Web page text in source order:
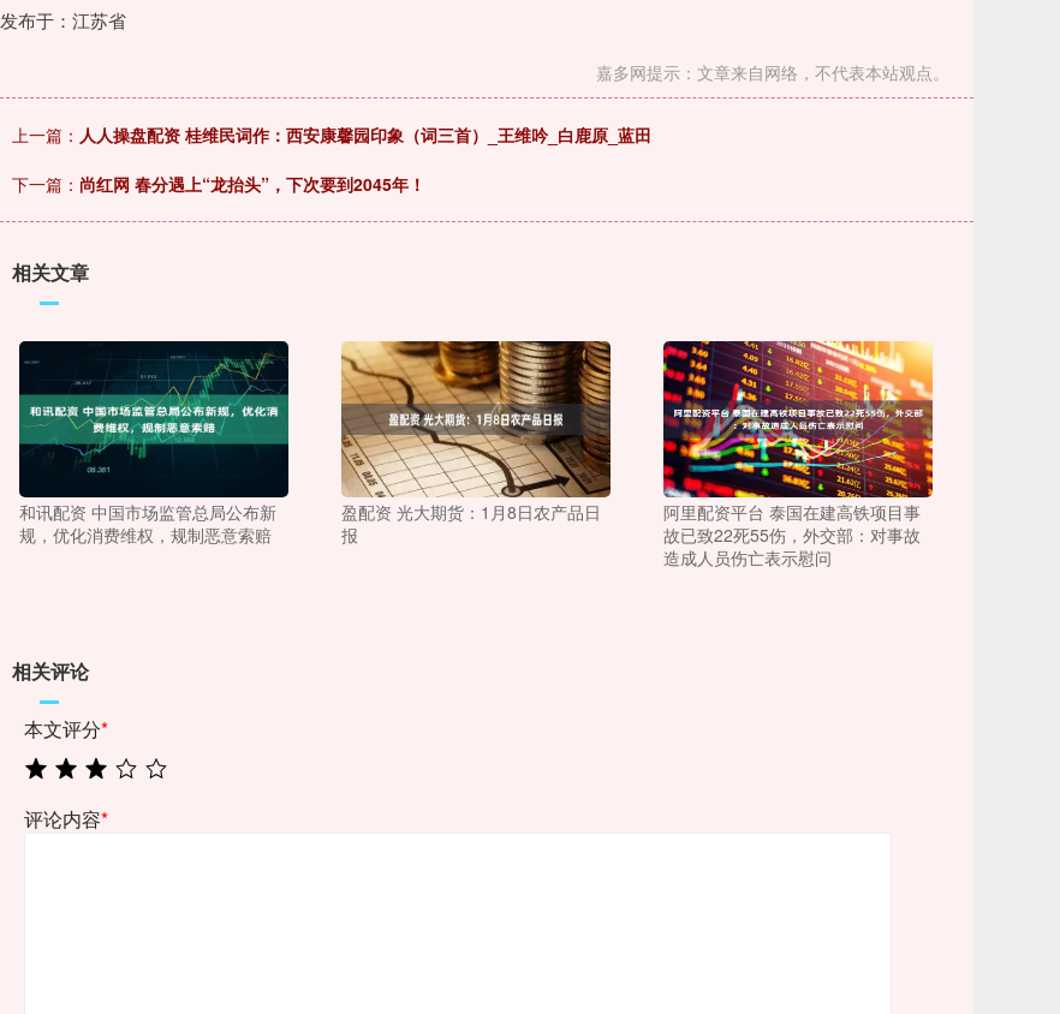
发布于：江苏省
嘉多网提示：文章来自网络，不代表本站观点。
上一篇： 人人操盘配资 桂维民词作：西安康馨园印象（词三首）_王维吟_白鹿原_蓝田
下一篇： 尚红网 春分遇上“龙抬头”，下次要到2045年！
相关文章
和讯配资 中国市场监管总局公布新
规，优化消费维权，规制恶意索赔
盈配资 光大期货：1月8日农产品日
报
阿里配资平台 泰国在建高铁项目事
故已致22死55伤，外交部：对事故
造成人员伤亡表示慰问
相关评论
本文评分*
评论内容*